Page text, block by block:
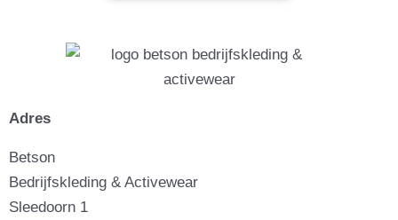
Adres
Betson
Bedrijfskleding & Activewear
Sleedoorn 1